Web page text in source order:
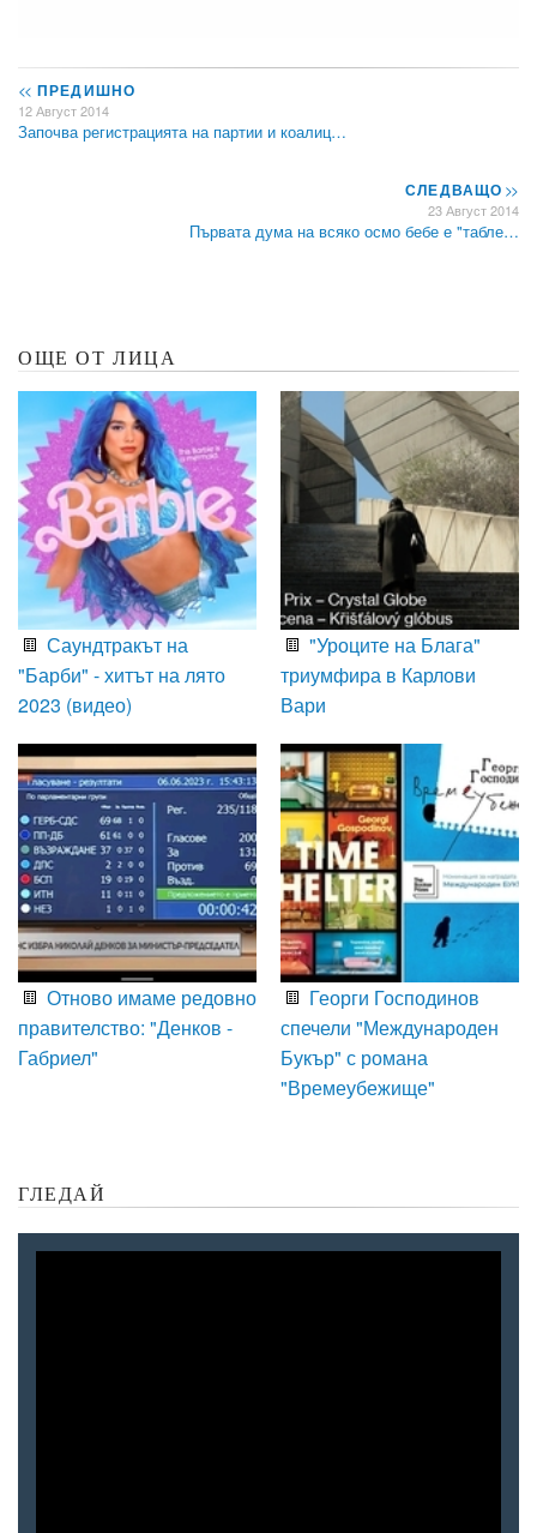
<< ПРЕДИШНО
12 Август 2014
Започва регистрацията на партии и коалиц…
СЛЕДВАЩО>>
23 Август 2014
Първата дума на всяко осмо бебе е "табле…
ОЩЕ ОТ ЛИЦА
Саундтракът на
"Барби" - хитът на лято
2023 (видео)
"Уроците на Блага"
триумфира в Карлови
Вари
Отново имаме редовно
правителство: "Денков -
Габриел"
Георги Господинов
спечели "Международен
Букър" с романа
"Времеубежище"
ГЛЕДАЙ